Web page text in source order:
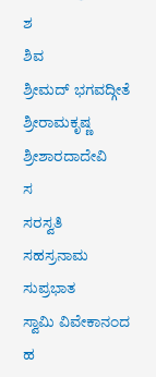
ಶ
ಶಿವ
ಶ್ರೀಮದ್ ಭಗವದ್ಗೀತೆ
ಶ್ರೀರಾಮಕೃಷ್ಣ
ಶ್ರೀಶಾರದಾದೇವಿ
ಸ
ಸರಸ್ವತಿ
ಸಹಸ್ರನಾಮ
ಸುಪ್ರಭಾತ
ಸ್ವಾಮಿ ವಿವೇಕಾನಂದ
ಹ